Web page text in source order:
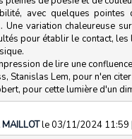
avec quelques pointes
Une variation chaleureuse
pour établir le contact, les
de lire une
Stanislas Lem, pour n'en
pour cette lumière d'un
le 03/11/2024 11:59 |